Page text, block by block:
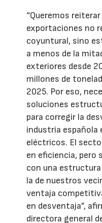
“Queremos
exportaciones no
coyuntural, sino
a menos de la
exteriores desde
millones de
2025. Por eso,
soluciones
para corregir la
industria española
eléctricos. El
en eficiencia, pero
con una
la de nuestros
ventaja
en desventaja”,
directora general